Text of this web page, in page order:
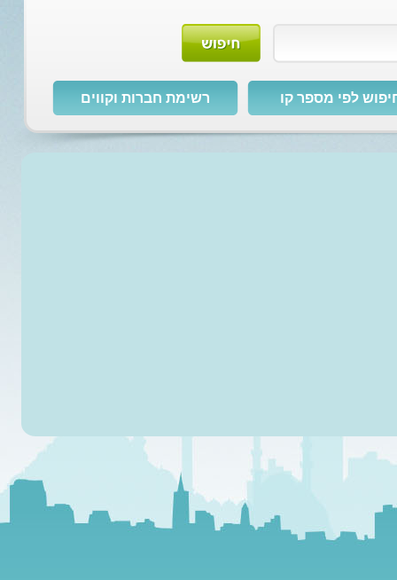
לפי מספר קו רשימת חברות וקווים